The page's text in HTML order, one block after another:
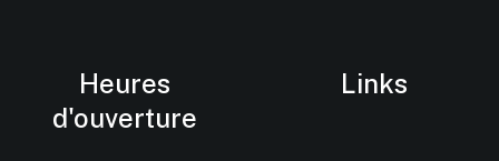
Heures
d'ouverture
Links